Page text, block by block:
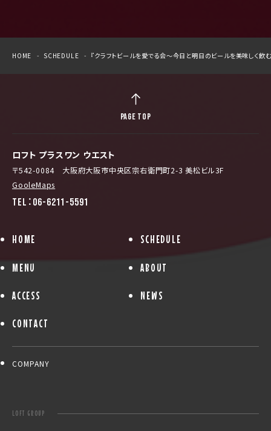
HOME SCHEDULE 『クラフトビールを愛でる会～今日と明日のビールを美味しく飲む
ロフト プラスワン ウエスト
〒542-0084 大阪府大阪市中央区宗右衛門町2-3 美松ビル3F
GooleMaps
TEL：06-6211-5591
HOME SCHEDULE
MENU ABOUT
ACCESS NEWS
CONTACT
COMPANY
LOFT GROUP
PAGE TOP